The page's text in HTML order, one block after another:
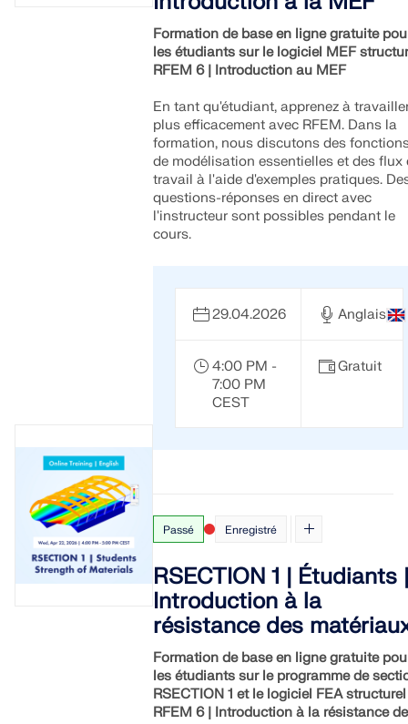
Versions précédentes
Formation de base en ligne gratuite
les étudiants sur le logiciel MEF
RFEM 6 | Introduction au MEF
En tant qu'étudiant, apprenez à
plus efficacement avec RFEM. Dans la
formation, nous discutons des
de modélisation essentielles et des flux
travail à l'aide d'exemples pratiques.
questions-réponses en direct avec
l'instructeur sont possibles pendant le
cours.
29.04.2026 Anglais
4:00 PM -
7:00 PM
CEST
Gratuit
Passé Enregistré
RSECTION 1 | Étudiants |
Introduction à la
résistance des
Formation de base en ligne gratuite
les étudiants sur le programme de
RSECTION 1 et le logiciel FEA structurel
RFEM 6 | Introduction à la résistance